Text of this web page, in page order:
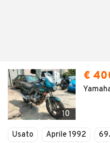
10
€
Usato Aprile 1992